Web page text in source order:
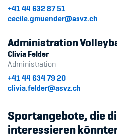
+41 44 632 87 51
cecile.gmuender@asvz.ch
Administration
Clivia Felder
Administration
+41 44 634 79 20
clivia.felder@asvz.ch
Sportangebote, die
interessieren